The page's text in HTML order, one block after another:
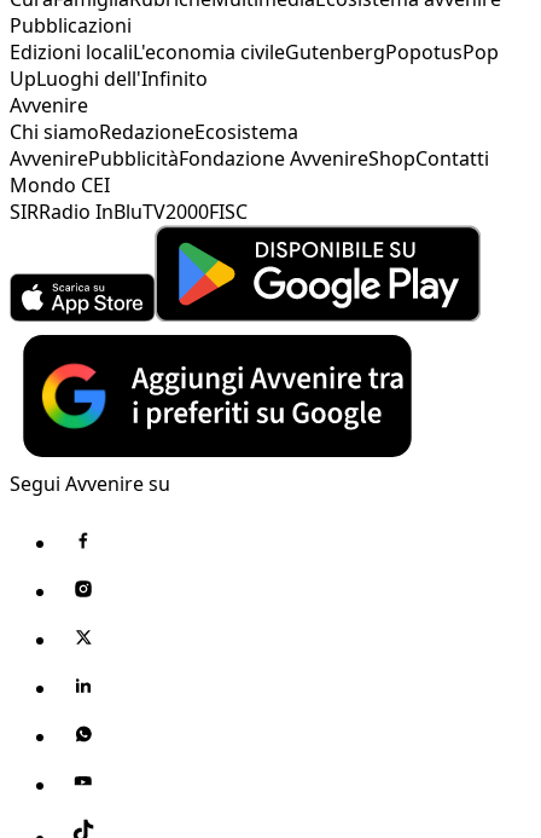
Pubblicazioni
Edizioni localiL'economia civileGutenbergPopotusPop
UpLuoghi dell'Infinito
Avvenire
Chi siamoRedazioneEcosistema
AvvenirePubblicitàFondazione AvvenireShopContatti
Mondo CEI
SIRRadio InBluTV2000FISC
Segui Avvenire su